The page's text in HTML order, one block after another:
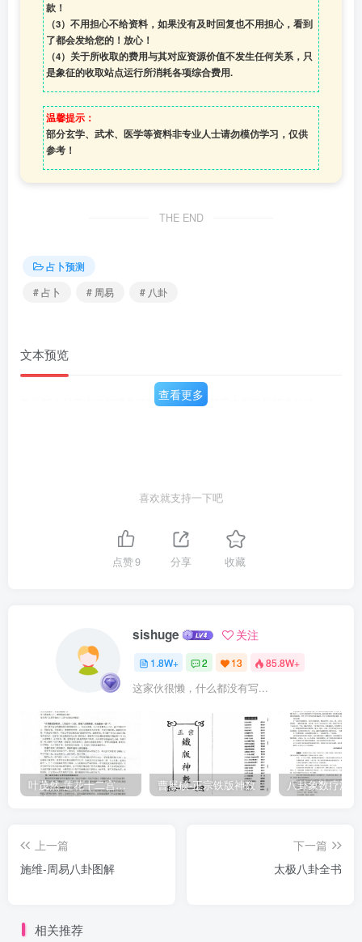
款！
（3） 不用担心不给资料，如果没有及时回复也不用担心，看到
了都会发给您的！放心！
（4） 关于所收取的费用与其对应资源价值不发生任何关系，只
是象征的收取站点运行所消耗各项综合费用.
温馨提示：
部分玄学、武术、医学等资料非专业人士请勿模仿学习，仅供
参考！
THE END
占卜预测
# 占卜
# 周易 # 八卦
文本预览
教你断八卦王吉海整理李涵辰实战卦例详释著内都资料切多外传
查看更多
喜欢就支持一下吧
点赞9 分享 收藏
sishuge 关注
1.8W+ 2 13 85.8W+
这家伙很懒，什么都没有写...
叶茂然-莲花十二宫佛家奇门面授及答疑 曹展硕-正宗铁版神数
上一篇
施维-周易八卦图解
下一篇
太极八卦全书
相关推荐